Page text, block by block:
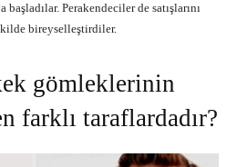
Perakendeciler de satışlarını
bireyselleştirdiler.
gömleklerinin
farklı taraflardadır?